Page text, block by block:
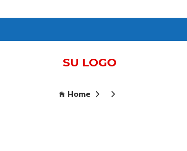
Home